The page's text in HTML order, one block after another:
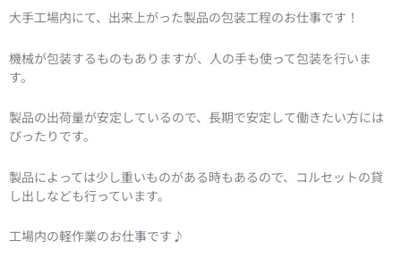
大手工場内にて、出来上がった製品の包装工程のお仕事です！
機械が包装するものもありますが、人の手も使って包装を行いま
す。
製品の出荷量が安定しているので、長期で安定して働きたい方には
ぴったりです。
製品によっては少し重いものがある時もあるので、コルセットの貸
し出しなども行っています。
工場内の軽作業のお仕事です♪